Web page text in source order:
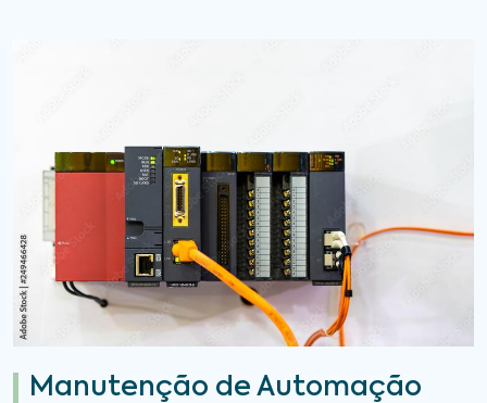
Manutenção de Automação